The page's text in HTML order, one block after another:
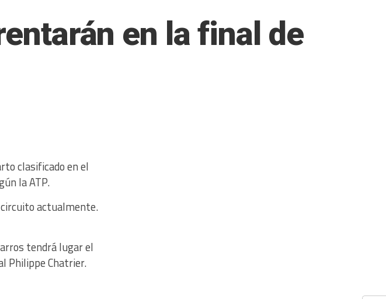
en la final de
clasificado en el
la ATP.
actualmente.
tendrá lugar el
Philippe Chatrier.